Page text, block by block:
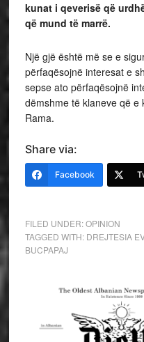
kunat i qeverisë që
që mund të marrë.
Një gjë është më se e
përfaqësojnë interesat e
sepse ato përfaqësojnë
dëmshme të klaneve që
Rama.
Share via:
Facebook
FILED UNDER:OPINION
TAGGED WITH: DREJTESIA
BUCPAPAJ